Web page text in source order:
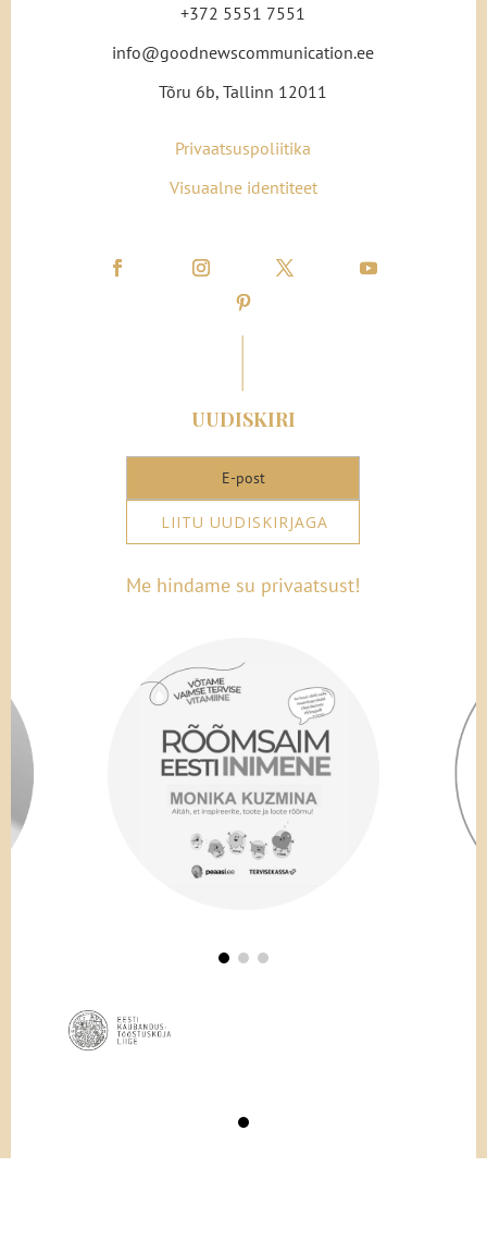
UUDISKIRI
LIITU UUDISKIRJAGA
Me hindame su privaatsust!
+372 5551 7551
info@goodnewscommunication.ee
Tõru 6b, Tallinn 12011
Privaatsuspoliitika
Visuaalne identiteet